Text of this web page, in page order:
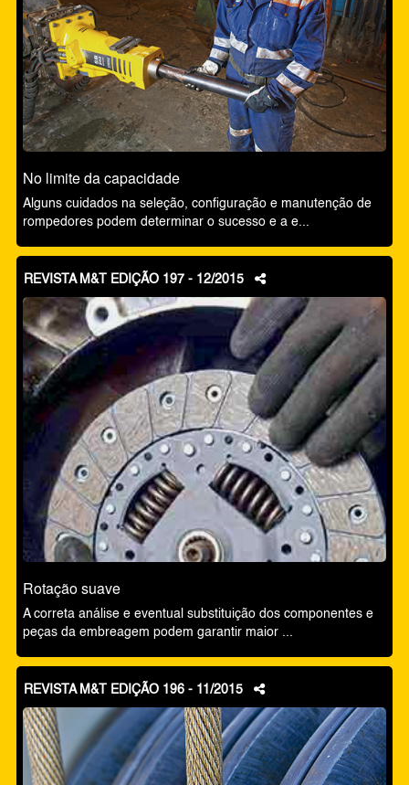
No limite da capacidade
Alguns cuidados na seleção, configuração e manutenção de
rompedores podem determinar o sucesso e a e...
REVISTA M&T EDIÇÃO 197 - 12/2015
Rotação suave
A correta análise e eventual substituição dos componentes e
peças da embreagem podem garantir maior ...
REVISTA M&T EDIÇÃO 196 - 11/2015